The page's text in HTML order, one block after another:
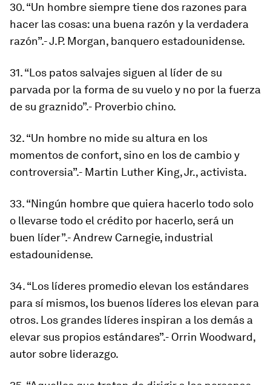
30. “Un hombre siempre tiene dos razones para
hacer las cosas: una buena razón y la verdadera
razón”.- J.P. Morgan, banquero estadounidense.
31. “Los patos salvajes siguen al líder de su
parvada por la forma de su vuelo y no por la fuerza
de su graznido”.- Proverbio chino.
32. “Un hombre no mide su altura en los
momentos de confort, sino en los de cambio y
controversia”.- Martin Luther King, Jr., activista.
33. “Ningún hombre que quiera hacerlo todo solo
o llevarse todo el crédito por hacerlo, será un
buen líder”.- Andrew Carnegie, industrial
estadounidense.
34. “Los líderes promedio elevan los estándares
para sí mismos, los buenos líderes los elevan para
otros. Los grandes líderes inspiran a los demás a
elevar sus propios estándares”.- Orrin Woodward,
autor sobre liderazgo.